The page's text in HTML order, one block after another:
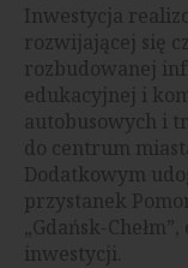
Inwestycja
rozwijającej się
rozbudowanej
edukacyjnej i
autobusowych i
do centrum
Dodatkowym
przystanek
„Gdańsk-
inwestycji.